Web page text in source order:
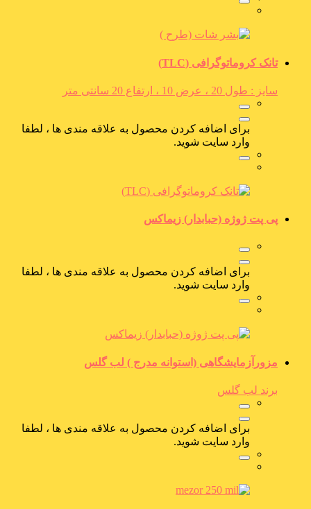
تانک کروماتوگرافی (TLC)
سایز : طول 20 ، عرض 10 ، ارتفاع 20 سانتی متر
برای اضافه کردن محصول به علاقه مندی ها ، لطفا
وارد سایت شوید.
پی پت ژوژه (حبابدار) زیماکس
برای اضافه کردن محصول به علاقه مندی ها ، لطفا
وارد سایت شوید.
مزورآزمایشگاهی (استوانه مدرج ) لب گلس
برند لب گلس
برای اضافه کردن محصول به علاقه مندی ها ، لطفا
وارد سایت شوید.